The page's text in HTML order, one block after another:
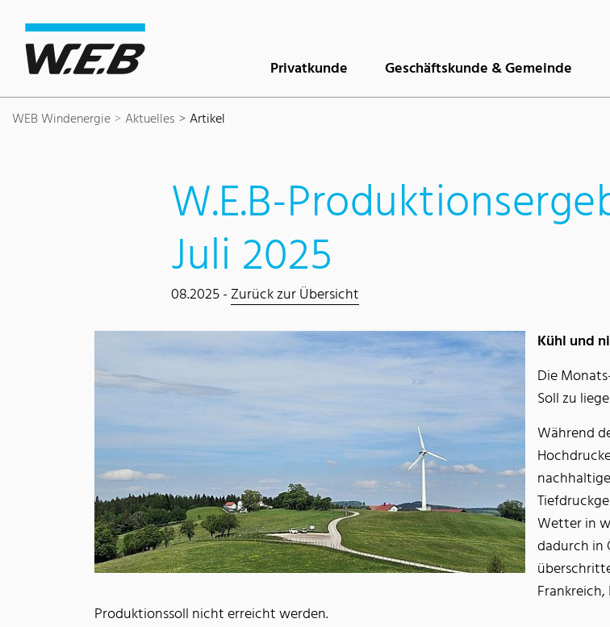
Privatkunde Geschäftskunde & Gemeinde
WEB Windenergie Aktuelles Artikel
W.E.B-
Juli 2025
08.2025 -Zurück zur Übersicht
Kühl und
Die
Soll zu
Während
Wetter in
dadurch in
Produktionssoll nicht erreicht werden.